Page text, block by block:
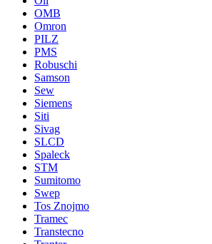
OMB
Omron
PILZ
PMS
Robuschi
Samson
Sew
Siemens
Siti
Sivag
SLCD
Spaleck
STM
Sumitomo
Swep
Tos Znojmo
Tramec
Transtecno